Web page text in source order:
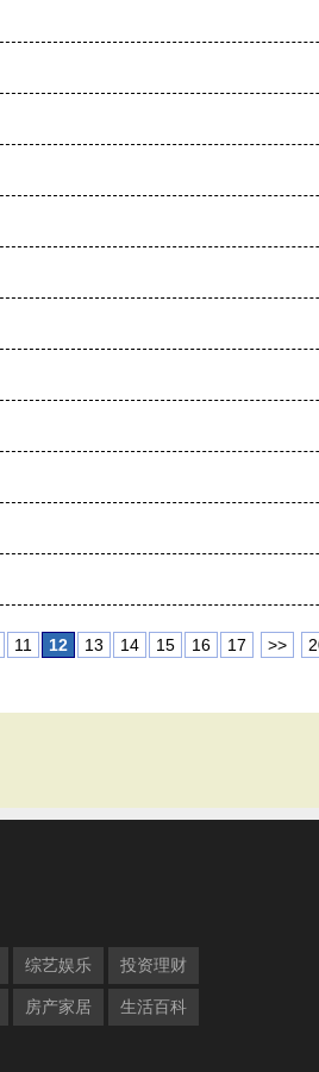
11 12 13 14 15 16 17 >>
综艺娱乐 投资理财
房产家居 生活百科